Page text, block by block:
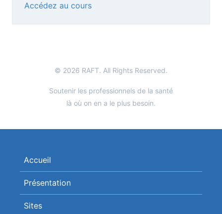
Accédez au cours
© 2026 RAFT. All Rights Reserved.
Soutenir les professionnels de la santé
là où on en a le plus besoin.
Accueil
Présentation
Sites